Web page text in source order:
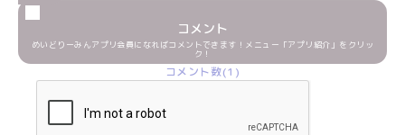
コメント
めいどりーみんアプリ会員になればコメントできます！メニュー「アプリ紹介」をクリッ
ク！
コメント数(1)